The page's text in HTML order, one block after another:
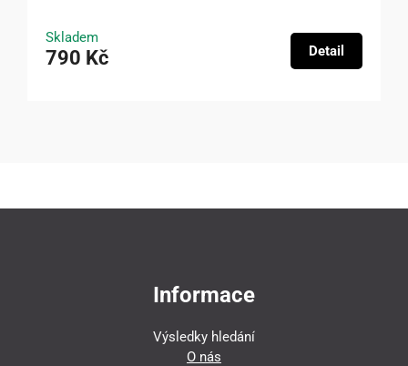
Skladem
790 Kč Detail
Informace
Výsledky hledání
O nás